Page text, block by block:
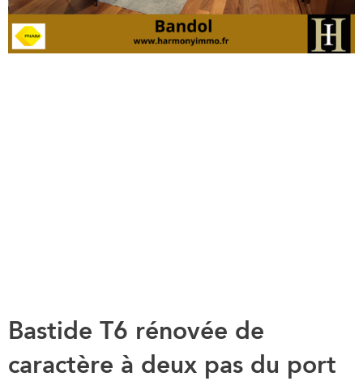
Bastide T6 rénovée de
caractère à deux pas du port